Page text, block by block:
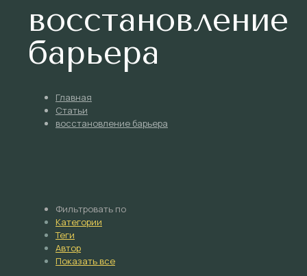
восстановление
барьера
Главная
Статьи
восстановление барьера
Фильтровать по
Категории
Теги
Автор
Показать все